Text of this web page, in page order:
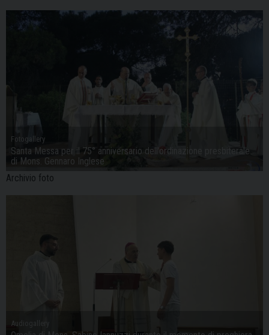
Fotogallery
Santa Messa per il 75° anniversario dell’ordinazione presbiterale
di Mons. Gennaro Inglese
Archivio foto
Audiogallery